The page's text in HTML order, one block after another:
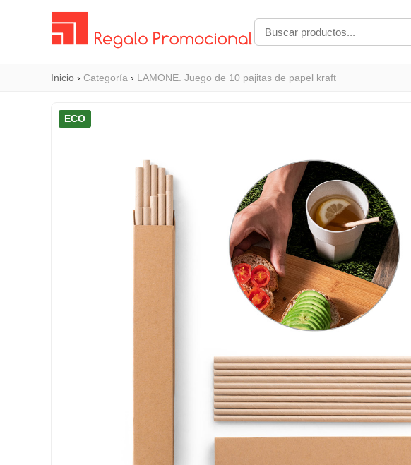
Inicio › Categoría › LAMONE. Juego de 10 pajitas de papel kraft
ECO